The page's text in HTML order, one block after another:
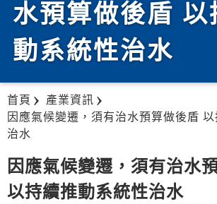
水預算做後盾 以
動系統性治水
首頁
產業資訊
因應氣候變遷，須有治水預算做後盾
治水
因應氣候變遷，須有治水
以持續推動系統性治水